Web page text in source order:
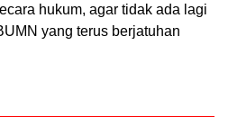
hukum, agar tidak ada lagi
yang terus berjatuhan